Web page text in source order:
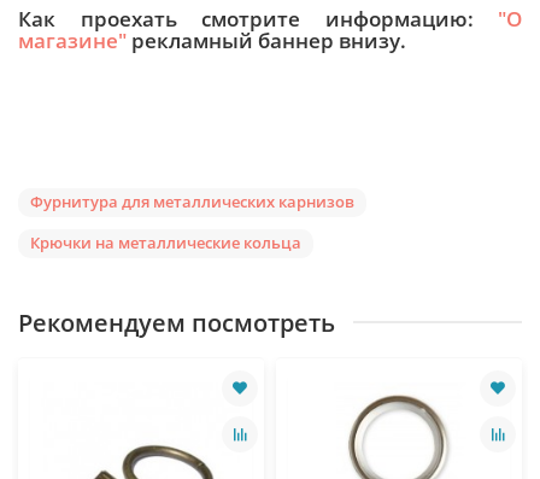
Как проехать смотрите информацию: "О
магазине" рекламный баннер внизу.
Фурнитура для металлических карнизов
Крючки на металлические кольца
Рекомендуем посмотреть